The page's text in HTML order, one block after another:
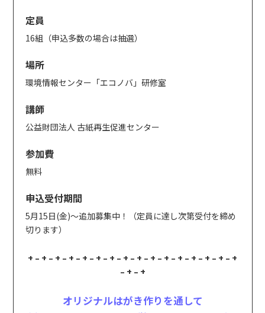
定員
16組（申込多数の場合は抽選）
場所
環境情報センター「エコノバ」研修室
講師
公益財団法人 古紙再生促進センター
参加費
無料
申込受付期間
5月15日(金)～追加募集中！（定員に達し次第受付を締め
切ります）
+ – + – + – + – + – + – + – + – + – + – + – + – + – + – + – +
– + – +
オリジナルはがき作りを通して